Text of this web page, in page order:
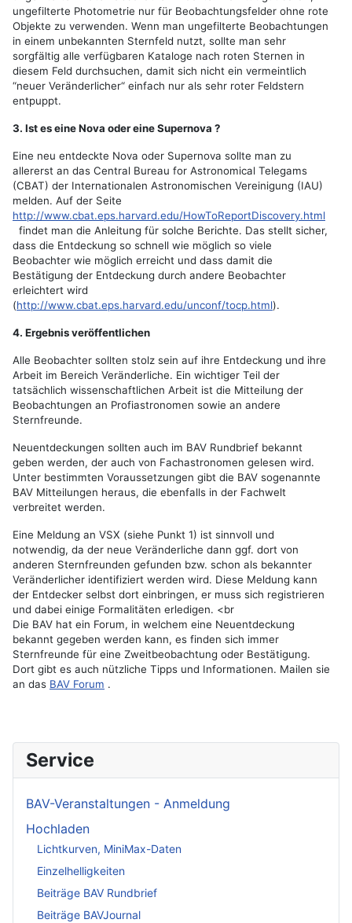
ungefilterte Photometrie nur für Beobachtungsfelder ohne rote
Objekte zu verwenden. Wenn man ungefilterte Beobachtungen
in einem unbekannten Sternfeld nutzt, sollte man sehr
sorgfältig alle verfügbaren Kataloge nach roten Sternen in
diesem Feld durchsuchen, damit sich nicht ein vermeintlich
“neuer Veränderlicher“ einfach nur als sehr roter Feldstern
entpuppt.
3. Ist es eine Nova oder eine Supernova ?
Eine neu entdeckte Nova oder Supernova sollte man zu
allererst an das Central Bureau for Astronomical Telegams
(CBAT) der Internationalen Astronomischen Vereinigung (IAU)
melden. Auf der Seite
http://www.cbat.eps.harvard.edu/HowToReportDiscovery.html
findet man die Anleitung für solche Berichte. Das stellt sicher,
dass die Entdeckung so schnell wie möglich so viele
Beobachter wie möglich erreicht und dass damit die
Bestätigung der Entdeckung durch andere Beobachter
erleichtert wird
(http://www.cbat.eps.harvard.edu/unconf/tocp.html).
4. Ergebnis veröffentlichen
Alle Beobachter sollten stolz sein auf ihre Entdeckung und ihre
Arbeit im Bereich Veränderliche. Ein wichtiger Teil der
tatsächlich wissenschaftlichen Arbeit ist die Mitteilung der
Beobachtungen an Profiastronomen sowie an andere
Sternfreunde.
Neuentdeckungen sollten auch im BAV Rundbrief bekannt
geben werden, der auch von Fachastronomen gelesen wird.
Unter bestimmten Voraussetzungen gibt die BAV sogenannte
BAV Mitteilungen heraus, die ebenfalls in der Fachwelt
verbreitet werden.
Eine Meldung an VSX (siehe Punkt 1) ist sinnvoll und
notwendig, da der neue Veränderliche dann ggf. dort von
anderen Sternfreunden gefunden bzw. schon als bekannter
Veränderlicher identifiziert werden wird. Diese Meldung kann
der Entdecker selbst dort einbringen, er muss sich registrieren
und dabei einige Formalitäten erledigen. <br
Die BAV hat ein Forum, in welchem eine Neuentdeckung
bekannt gegeben werden kann, es finden sich immer
Sternfreunde für eine Zweitbeobachtung oder Bestätigung.
Dort gibt es auch nützliche Tipps und Informationen. Mailen sie
an das BAV Forum .
Service
BAV-Veranstaltungen - Anmeldung
Hochladen
Lichtkurven, MiniMax-Daten
Einzelhelligkeiten
Beiträge BAV Rundbrief
Beiträge BAVJournal